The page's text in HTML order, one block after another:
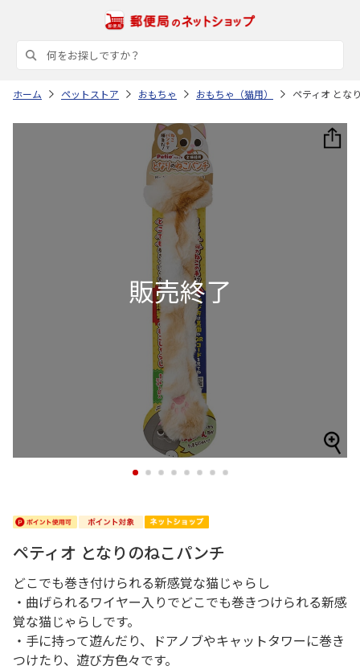
ホーム ペットストア おもちゃ おもちゃ（猫用） ペティオ とな
1 2 3 4 5 6 7 8
ペティオ となりのねこパンチ
どこでも巻き付けられる新感覚な猫じゃらし
・曲げられるワイヤー入りでどこでも巻きつけられる新感
覚な猫じゃらしです。
・手に持って遊んだり、ドアノブやキャットタワーに巻き
つけたり、遊び方色々です。